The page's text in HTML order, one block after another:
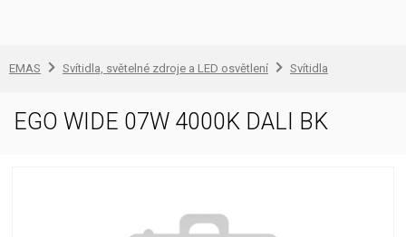
EMAS Svítidla, světelné zdroje a LED osvětlení Svítidla
EGO WIDE 07W 4000K DALI BK